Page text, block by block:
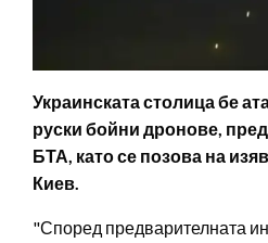
Украинската столица бе
руски бойни дронове,
БТА, като се позова на
Киев.
"Според предварителната